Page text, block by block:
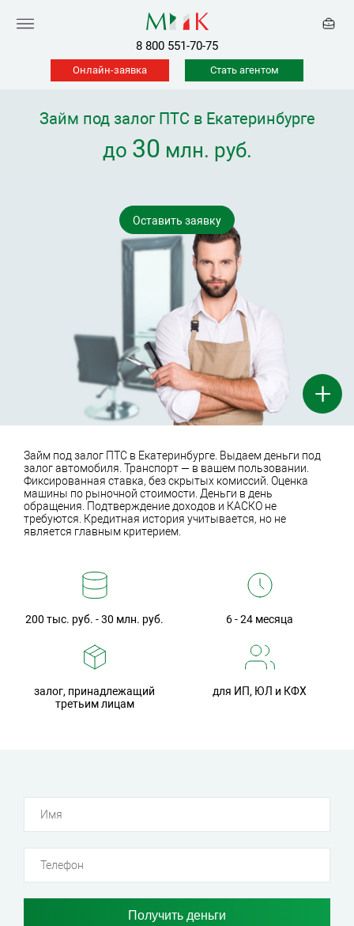
8 800 551-70-75
Онлайн-заявка Стать агентом
+
Оставить заявку
Займ под залог ПТС в Екатеринбурге
до 30 млн. руб.
Займ под залог ПТС в Екатеринбурге. Выдаем деньги под
залог автомобиля. Транспорт — в вашем пользовании.
Фиксированная ставка, без скрытых комиссий. Оценка
машины по рыночной стоимости. Деньги в день
обращения. Подтверждение доходов и КАСКО не
требуются. Кредитная история учитывается, но не
является главным критерием.
200 тыс. руб. - 30 млн. руб. 6 - 24 месяца
залог, принадлежащий
третьим лицам
для ИП, ЮЛ и КФХ